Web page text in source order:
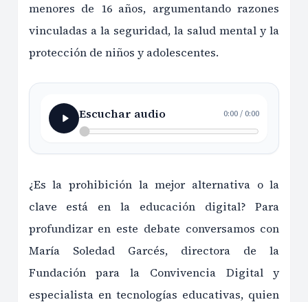
menores de 16 años, argumentando razones
vinculadas a la seguridad, la salud mental y la
protección de niños y adolescentes.
Escuchar audio 0:00/0:00
¿Es la prohibición la mejor alternativa o la
clave está en la educación digital? Para
profundizar en este debate conversamos con
María Soledad Garcés, directora de la
Fundación para la Convivencia Digital y
especialista en tecnologías educativas, quien